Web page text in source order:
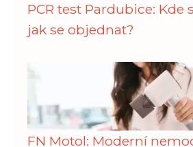
PCR test Pardubice: Kde
jak se objednat?
FN Motol: Moderní